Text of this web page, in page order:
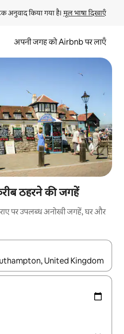
अनुवाद किया गया है। मूल भाषा दिखाएँ
अपनी जगह को Airbnb पर लाएँ
ठहरने की जगहें
पर उपलब्ध अनोखी जगहें, घर और
डाउन 'ऐरो की' का इस्तेमाल करके नेविगेट